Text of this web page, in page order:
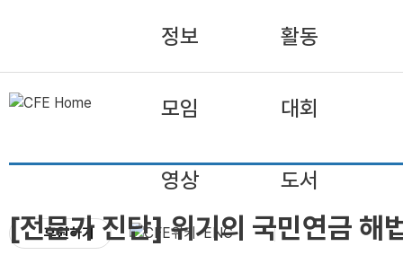
정보 활동
모임 대회
영상 도서
후원하기 ENG
[전문가 진단] 위기의 국민연금 해